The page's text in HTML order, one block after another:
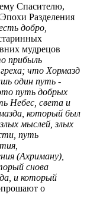
Спасителю,
Разделения
добро,
мудрецов
прибыль
что Хормазд
один путь -
путь добрых
Небес, света и
который был
мыслей, злых
путь
(Ахриману),
снова
и который
о